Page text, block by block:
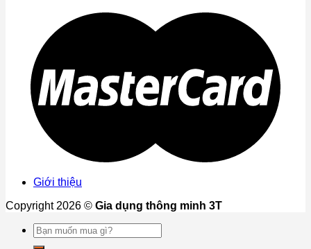
Giới thiệu
Copyright 2026 © Gia dụng thông minh 3T
Tìm
kiếm: